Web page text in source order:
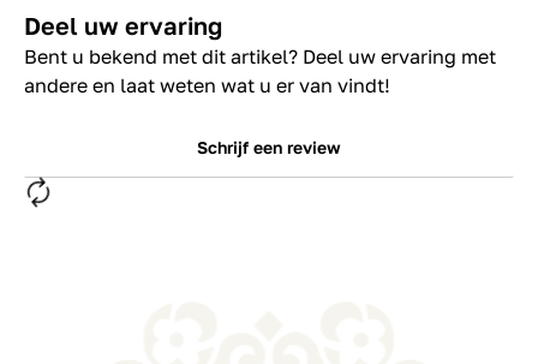
Deel uw ervaring
Bent u bekend met dit artikel? Deel uw ervaring met
andere en laat weten wat u er van vindt!
Schrijf een review